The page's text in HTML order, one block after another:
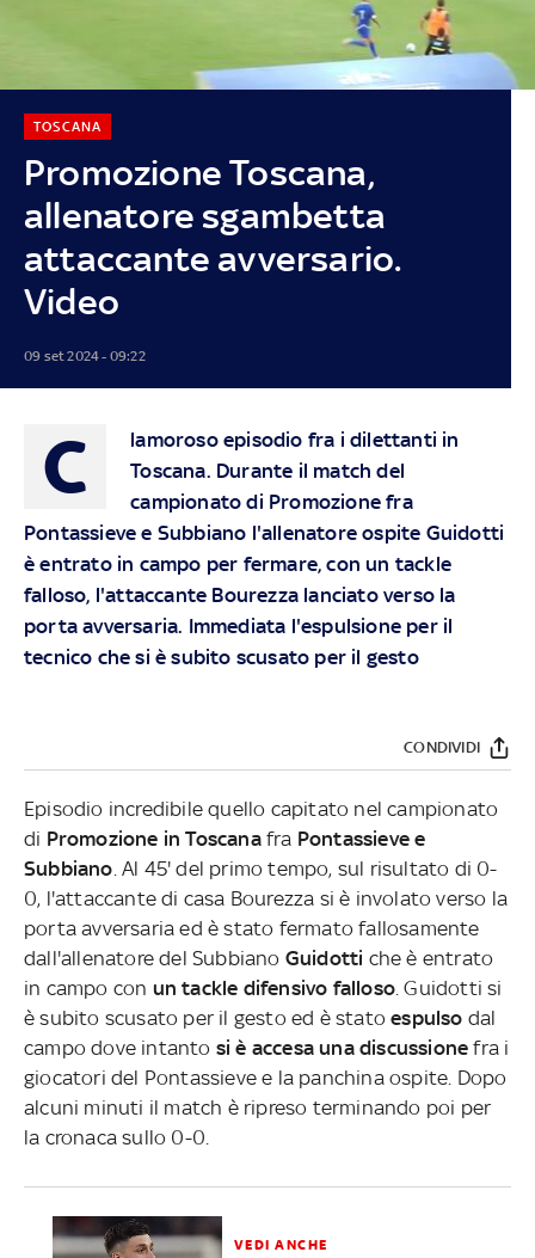
Promozione Toscana,
allenatore sgambetta
attaccante avversario.
Video
TOSCANA
09 set 2024 - 09:22
C
lamoroso episodio fra i dilettanti in
Toscana. Durante il match del
campionato di Promozione fra
Pontassieve e Subbiano l'allenatore ospite Guidotti
è entrato in campo per fermare, con un tackle
falloso, l'attaccante Bourezza lanciato verso la
porta avversaria. Immediata l'espulsione per il
tecnico che si è subito scusato per il gesto
CONDIVIDI
Episodio incredibile quello capitato nel campionato
di Promozione in Toscanafra Pontassieve e
Subbiano . Al 45' del primo tempo, sul risultato di 0-
0, l'attaccante di casa Bourezza si è involato verso la
porta avversaria ed è stato fermato fallosamente
dall'allenatore del Subbiano Guidotti che è entrato
in campo con un tackle difensivo falloso . Guidotti si
è subito scusato per il gesto ed è statoespulso dal
campo dove intanto si è accesa una discussione fra i
giocatori del Pontassieve e la panchina ospite. Dopo
alcuni minuti il match è ripreso terminando poi per
la cronaca sullo 0-0.
VEDI ANCHE